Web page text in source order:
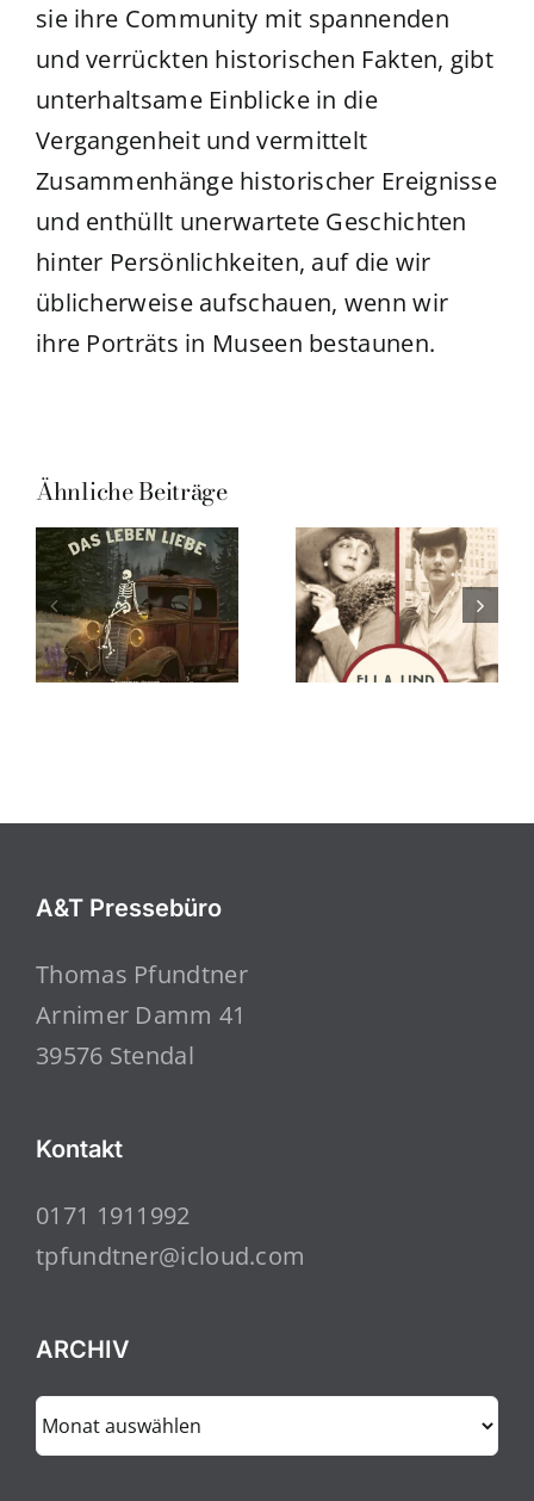
sie ihre Community mit spannenden
und verrückten historischen Fakten, gibt
unterhaltsame Einblicke in die
Vergangenheit und vermittelt
Zusammenhänge historischer Ereignisse
und enthüllt unerwartete Geschichten
hinter Persönlichkeiten, auf die wir
üblicherweise aufschauen, wenn wir
ihre Porträts in Museen bestaunen.
Ähnliche Beiträge
A&T Pressebüro
Thomas Pfundtner
Arnimer Damm 41
39576 Stendal
Kontakt
0171 1911992
tpfundtner@icloud.com
ARCHIV
ARCHIV